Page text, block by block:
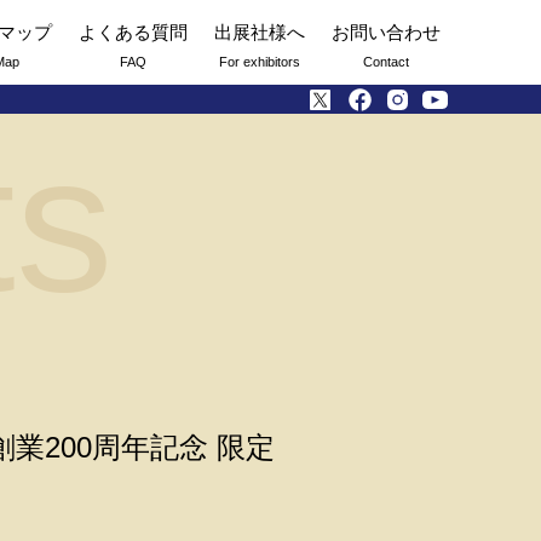
ップ よくある質問
FAQ
出展社様へ
For exhibitors
お問い合わせ
Contact
業200周年記念 限定